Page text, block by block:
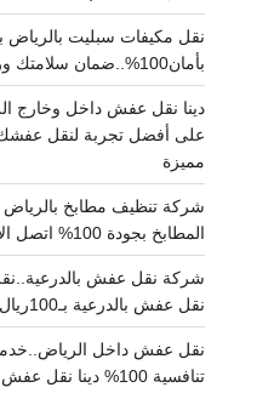
بأمان100%..ضمان سلامتك وراحتك
على أفضل تجربة لنقل
مميزة
المطابخ بجودة 100% اتصل الان
شركة نقل عفش
نقل عفش بالدرعية بـ100ريال خصم على خدمات التغليف
تنافسية 100% دينا نقل عفش داخل الرياض